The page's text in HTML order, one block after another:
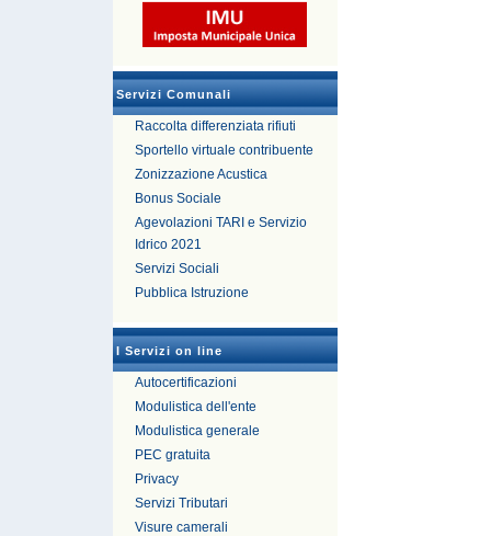
Servizi Comunali
Raccolta differenziata rifiuti
Sportello virtuale contribuente
Zonizzazione Acustica
Bonus Sociale
Agevolazioni TARI e Servizio
Idrico 2021
Servizi Sociali
Pubblica Istruzione
I Servizi on line
Autocertificazioni
Modulistica dell'ente
Modulistica generale
PEC gratuita
Privacy
Servizi Tributari
Visure camerali